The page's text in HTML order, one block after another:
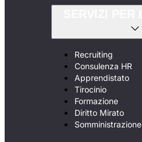
Recruiting
Consulenza HR
Apprendistato
Tirocinio
Formazione
Diritto Mirato
Somministrazione